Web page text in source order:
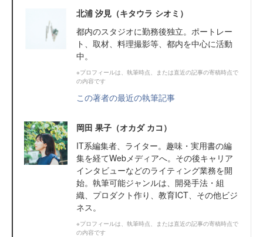
北浦 汐見（キタウラ シオミ）
都内のスタジオに勤務後独立。ポートレー
ト、取材、料理撮影等、都内を中心に活動
中。
※プロフィールは、執筆時点、または直近の記事の寄稿時点で
の内容です
この著者の最近の執筆記事
岡田 果子（オカダ カコ）
IT系編集者、ライター。趣味・実用書の編
集を経てWebメディアへ。その後キャリア
インタビューなどのライティング業務を開
始。執筆可能ジャンルは、開発手法・組
織、プロダクト作り、教育ICT、その他ビジ
ネス。
※プロフィールは、執筆時点、または直近の記事の寄稿時点で
の内容です